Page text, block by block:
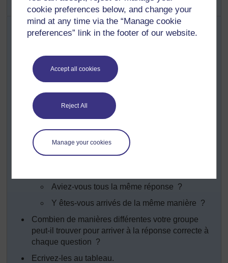
cookie preferences below, and change your
mind at any time via the “Manage cookie
preferences” link in the footer of our website.
Accept all cookies
Reject All
Manage your cookies
réfléchir
Essayez cette activité vous-même d’abord, de
préférence avec deux collègues ou plus. Essayez-la
Demandez à vos élèves d’essayer de répondre
aux trois questions de Nèmè en travaillant
individuellement.
Répartissez la classe en groupes de quatre ou
cinq élèves et demandez-leur d’expliquer
soigneusement chacun à leur tour entre eux
comment ils ont obtenu leurs réponses.
Demandez ensuite aux groupes de dresser une
Aviez-vous tous la même réponse ?
Y êtes-vous arrivés de la même manière ?
Combien de manières différentes votre groupe
peut-il trouver pour arriver à la réponse correcte à
chaque question ?
Ecrivez-les au tableau.